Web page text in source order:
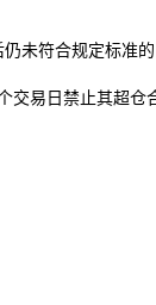
符合规定标准
易日禁止其超仓